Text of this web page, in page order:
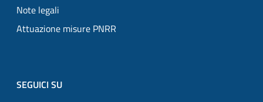
Note legali
Attuazione misure PNRR
SEGUICI SU